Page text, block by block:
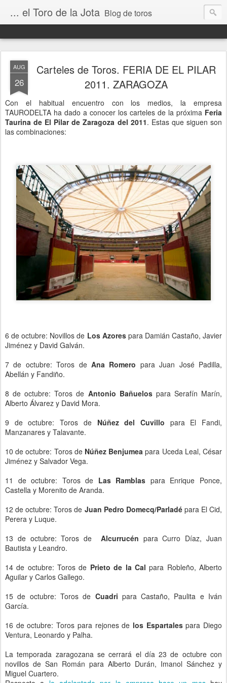
... el Toro de la Jota Blog de toros
AUG
26
Carteles de Toros. FERIA DE EL PILAR
2011. ZARAGOZA
Con el habitual encuentro con los medios, la empresa
TAURODELTA ha dado a conocer los carteles de la próxima Feria
Taurina de El Pilar de Zaragoza del 2011. Estas que siguen son
las combinaciones:
6 de octubre: Novillos de Los Azorespara Damián Castaño, Javier
Jiménez y David Galván.
7 de octubre: Toros de Ana Romero para Juan José Padilla,
Abellán y Fandiño.
8 de octubre: Toros de Antonio Bañuelospara Serafín Marín,
Alberto Álvarez y David Mora.
9 de octubre: Toros de Núñez del Cuvillo para El Fandi,
Manzanares y Talavante.
10 de octubre: Toros de Núñez Benjumea para Uceda Leal, César
Jiménez y Salvador Vega.
11 de octubre: Toros de Las Ramblas para Enrique Ponce,
Castella y Morenito de Aranda.
12 de octubre: Toros de Juan Pedro Domecq/Parladépara El Cid,
Perera y Luque.
13 de octubre: Toros de Alcurrucén para Curro Díaz, Juan
Bautista y Leandro.
14 de octubre: Toros de Prieto de la Cal para Robleño, Alberto
Aguilar y Carlos Gallego.
15 de octubre: Toros de Cuadri para Castaño, Paulita e Iván
García.
16 de octubre: Toros para rejones de los Espartalespara Diego
Ventura, Leonardo y Palha.
La temporada zaragozana se cerrará el día 23 de octubre con
novillos de San Román para Alberto Durán, Imanol Sánchez y
Miguel Cuartero.